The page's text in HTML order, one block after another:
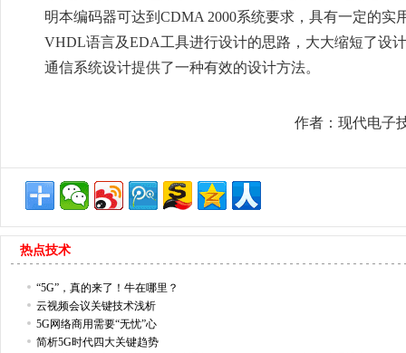
明本编码器可达到CDMA 2000系统要求，具有一定的
VHDL语言及EDA工具进行设计的思路，大大缩短了设
通信系统设计提供了一种有效的设计方法。
作者：现代电
热点技术
“5G”，真的来了！牛在哪里？
云视频会议关键技术浅析
5G网络商用需要“无忧”心
简析5G时代四大关键趋势